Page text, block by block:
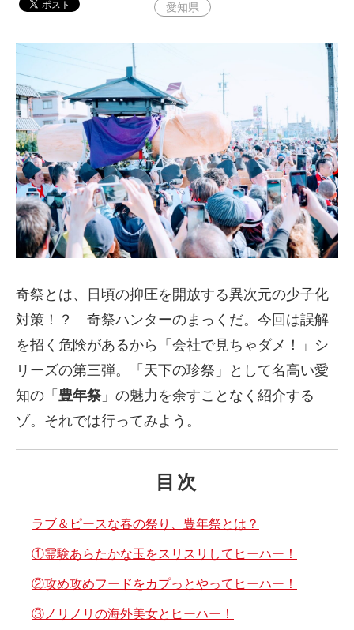
愛知県
奇祭とは、日頃の抑圧を開放する異次元の少子化
対策！？ 奇祭ハンターのまっくだ。今回は誤解
を招く危険があるから「会社で見ちゃダメ！」シ
リーズの第三弾。「天下の珍祭」として名高い愛
知の「 豊年祭」の魅力を余すことなく紹介する
ゾ。それでは行ってみよう。
目次
ラブ＆ピースな春の祭り、豊年祭とは？
①霊験あらたかな玉をスリスリしてヒーハー！
②攻め攻めフードをカプっとやってヒーハー！
③ノリノリの海外美女とヒーハー！